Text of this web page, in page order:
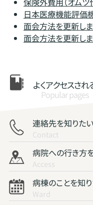
日本医療機能評価
面会方法を更新しま
面会方法を更新しま
よくアクセスされ
Popular pages
連絡先を知りたい
Contact
病院への行き方
Access
病棟のことを知
Ward